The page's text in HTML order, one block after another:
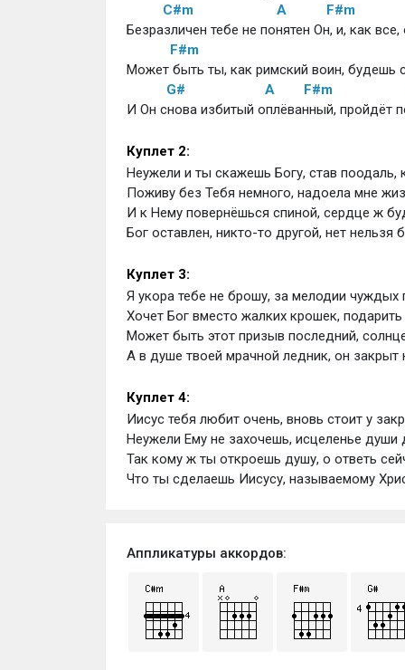
C#m
A F#m
Безразличен тебе не понятен Он, и, как
F#m
Может быть ты, как римский воин, будешь
G#
A F#m
И Он снова избитый оплёванный, пройдёт
Куплет 2:
Неужели и ты скажешь Богу, став поодаль,
Поживу без Тебя немного, надоела мне
И к Нему повернёшься спиной, сердце ж
Бог оставлен, никто-то другой, нет нельзя
Куплет 3:
Я укора тебе не брошу, за мелодии чуждых
Хочет Бог вместо жалких крошек,
Может быть этот призыв последний,
А в душе твоей мрачной ледник, он закрыт
Куплет 4:
Иисус тебя любит очень, вновь стоит у
Неужели Ему не захочешь, исцеленье души
Так кому ж ты откроешь душу, о ответь
Что ты сделаешь Иисусу, называемому
Аппликатуры аккордов: